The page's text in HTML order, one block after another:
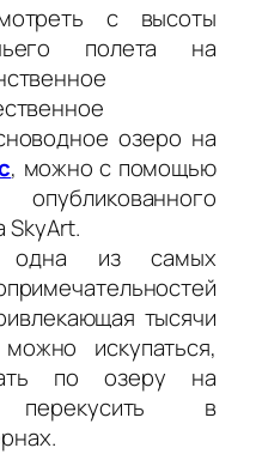
с высоты
полета на
озеро на
, можно с помощью
SkyArt.
из самых
тысячи
искупаться,
по озеру на
в